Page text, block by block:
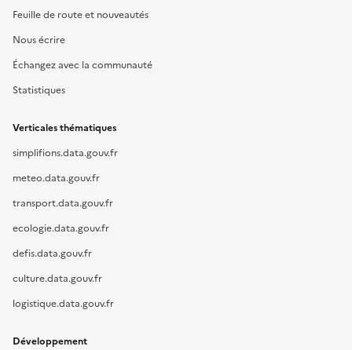
Feuille de route et nouveautés
Nous écrire
Échangez avec la communauté
Statistiques
Verticales thématiques
simplifions.data.gouv.fr
meteo.data.gouv.fr
transport.data.gouv.fr
ecologie.data.gouv.fr
defis.data.gouv.fr
culture.data.gouv.fr
logistique.data.gouv.fr
Développement